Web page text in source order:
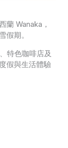
蘭 Wanaka，
假期。
特色咖啡店及
假與生活體驗